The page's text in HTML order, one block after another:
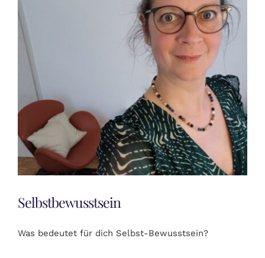
Selbstbewusstsein
Was bedeutet für dich Selbst-Bewusstsein?